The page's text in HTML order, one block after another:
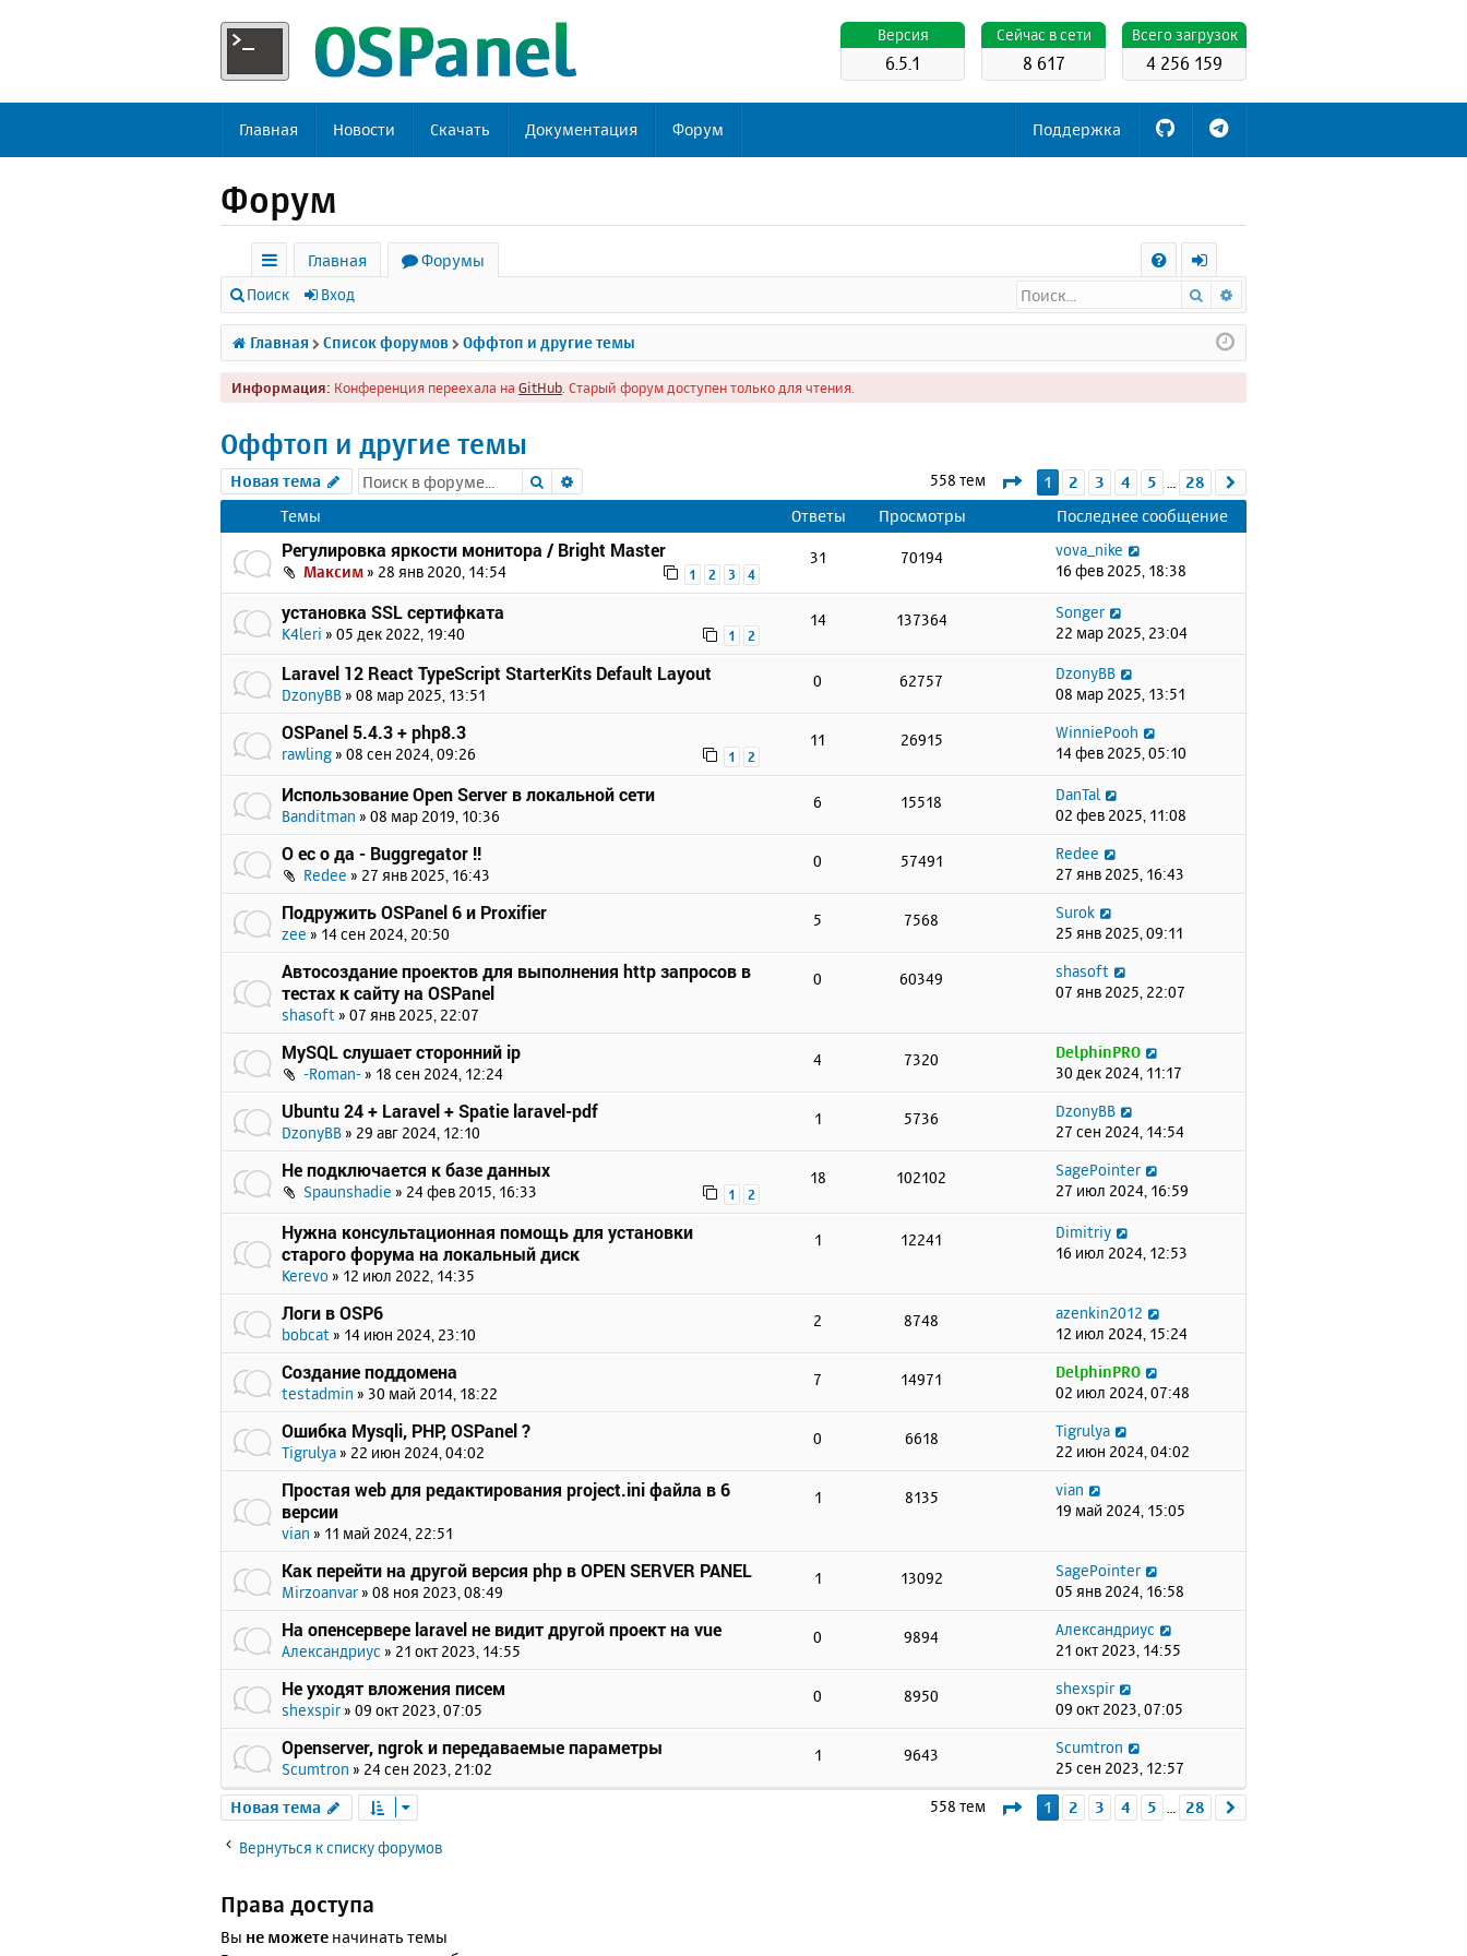
Всего загрузок
4 256 159
Cейчас в сети
8 617
Версия
6.5.1
Главная Новости Скачать Документация Форум Поддержка
Форум
с
ы
л
к
и
Главная
Форумы
Q
х
о
д
Поиск Вход Поиск
Главная Список форумов Оффтоп и другие темы
Информация: Конференция переехала на GitHub . Старый форум доступен только для чтения.
Оффтоп и другие темы
Новая тема Поиск 558 тем Страница1 из 28
1 2 3 4 5 28
Темы
Ответы Просмотры Последнее сообщение
Регулировка яркости монитора / Bright Master
Максим» 28 янв 2020, 14:54 1 2 3 4
31 70194
vova_nike
16 фев 2025, 18:38
установка SSL сертифката
K4leri » 05 дек 2022, 19:40 1 2
14 137364
Songer
22 мар 2025, 23:04
Laravel 12 React TypeScript StarterKits Default Layout
DzonyBB » 08 мар 2025, 13:51
0 62757
DzonyBB
08 мар 2025, 13:51
OSPanel 5.4.3 + php8.3
rawling » 08 сен 2024, 09:26 1 2
11 26915
WinniePooh
14 фев 2025, 05:10
Использование Open Server в локальной сети
Banditman » 08 мар 2019, 10:36
6 15518
DanTal
02 фев 2025, 11:08
О ес о да - Buggregator !!
Redee » 27 янв 2025, 16:43
0 57491
Redee
27 янв 2025, 16:43
Подружить OSPanel 6 и Proxifier
zee » 14 сен 2024, 20:50
5 7568
Surok
25 янв 2025, 09:11
Автосоздание проектов для выполнения http запросов в
тестах к сайту на OSPanel
shasoft » 07 янв 2025, 22:07
0 60349
shasoft
07 янв 2025, 22:07
MySQL слушает сторонний ip
-Roman-» 18 сен 2024, 12:24
4 7320
DelphinPRO
30 дек 2024, 11:17
Ubuntu 24 + Laravel + Spatie laravel-pdf
DzonyBB » 29 авг 2024, 12:10
1 5736
DzonyBB
27 сен 2024, 14:54
Не подключается к базе данных
Spaunshadie » 24 фев 2015, 16:33 1 2
18 102102
SagePointer
27 июл 2024, 16:59
Нужна консультационная помощь для установки
старого форума на локальный диск
Kerevo » 12 июл 2022, 14:35
1 12241
Dimitriy
16 июл 2024, 12:53
Логи в OSP6
bobcat » 14 июн 2024, 23:10
2 8748
azenkin2012
12 июл 2024, 15:24
Создание поддомена
testadmin » 30 май 2014, 18:22
7 14971
DelphinPRO
02 июл 2024, 07:48
Ошибка Mysqli, PHP, OSPanel ?
Tigrulya » 22 июн 2024, 04:02
0 6618
Tigrulya
22 июн 2024, 04:02
Простая web для редактирования project.ini файла в 6
версии
vian » 11 май 2024, 22:51
1 8135
vian
19 май 2024, 15:05
Как перейти на другой версия php в OPEN SERVER PANEL
Mirzoanvar » 08 ноя 2023, 08:49
1 13092
SagePointer
05 янв 2024, 16:58
На опенсервере laravel не видит другой проект на vue
Александриус » 21 окт 2023, 14:55
0 9894
Александриус
21 окт 2023, 14:55
Не уходят вложения писем
shexspir » 09 окт 2023, 07:05
0 8950
shexspir
09 окт 2023, 07:05
Openserver, ngrok и передаваемые параметры
Scumtron » 24 сен 2023, 21:02
1 9643
Scumtron
25 сен 2023, 12:57
Новая тема 558 тем Страница1 из 28
1 2 3 4 5 28
Вернуться к списку форумов
Права доступа
Вы не можете начинать темы